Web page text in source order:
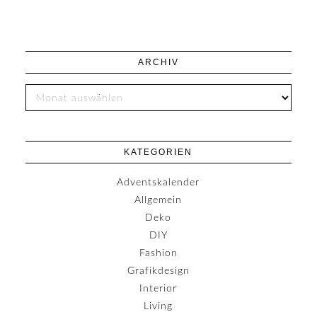
ARCHIV
KATEGORIEN
Adventskalender
Allgemein
Deko
DIY
Fashion
Grafikdesign
Interior
Living